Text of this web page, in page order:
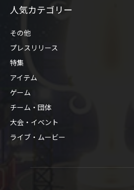
人気カテゴリー
その他
プレスリリース
特集
アイテム
ゲーム
チーム・団体
大会・イベント
ライブ・ムービー